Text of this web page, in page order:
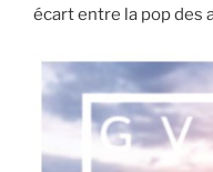
écart entre la pop des